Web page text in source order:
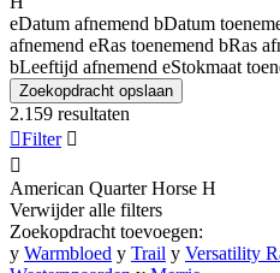
eDatum afnemend bDatum
afnemend eRas toenemend bRas
bLeeftijd afnemend eStokmaat
Zoekopdracht opslaan
2.159 resultaten
Filter 

American Quarter Horse H
Verwijder alle filters
Zoekopdracht toevoegen:
y Warmbloed y Trail y Versatility